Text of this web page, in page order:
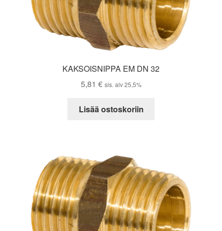
KAKSOISNIPPA EM DN 32
5,81 € sis. alv 25,5%
Lisää ostoskoriin